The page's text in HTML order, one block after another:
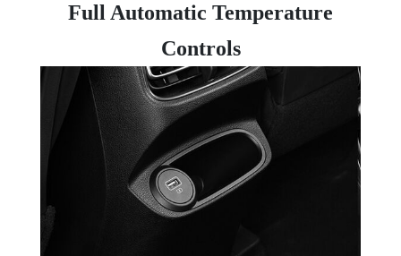
Full Automatic Temperature
Controls